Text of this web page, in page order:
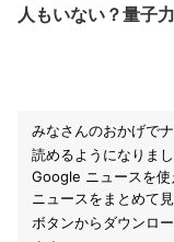
人もいない？量子
みなさんのおかげで
読めるようになりまし
Google ニュースを使
ニュースをまとめて
ボタンからダウンロ